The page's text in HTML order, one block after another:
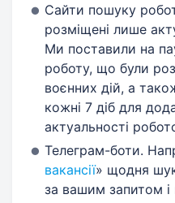
Сайти пошуку
розміщені лише
Ми поставили на
роботу, що були
воєнних дій, а
кожні 7 діб для
актуальності
Телеграм-боти.
вакансії» щодня
за вашим запитом і